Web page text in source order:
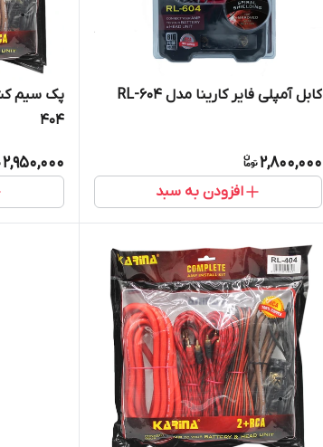
کابل آمپلی فایر کارینا مدل RL-604
2,800,000
افزودن به سبد
404
2,950,000